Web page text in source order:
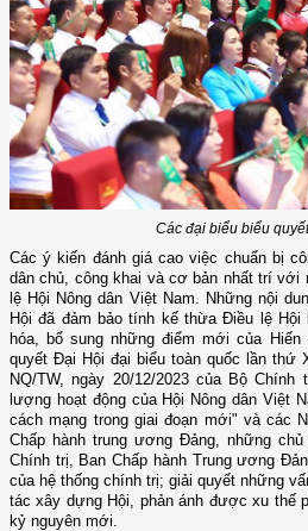
Các đại biểu biểu
Các ý kiến đánh giá cao việc chuẩn bị
dân chủ, công khai và cơ bản nhất trí với
lệ Hội Nông dân Việt Nam. Những nội
Hội đã đảm bảo tính kế thừa Điều lệ
hóa, bổ sung những điểm mới của
quyết Đại Hội đại biểu toàn quốc lần thứ
NQ/TW, ngày 20/12/2023 của Bộ
lượng hoạt động của Hội Nông dân Việt
cách mạng trong giai đoạn mới" và các
Chấp hành trung ương Đảng, những
Chính trị, Ban Chấp hành Trung ương
của hệ thống chính trị; giải quyết những
tác xây dựng Hội, phản ánh được xu thế
kỷ nguyên mới.